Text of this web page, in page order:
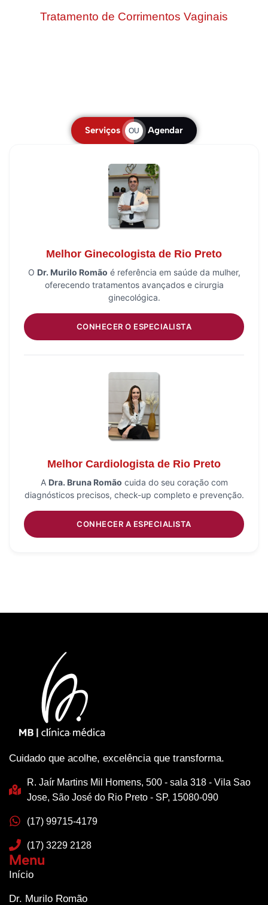
Tratamento de Corrimentos Vaginais
Serviços OU Agendar
Melhor Ginecologista de Rio Preto
O Dr. Murilo Romão é referência em saúde da mulher,
oferecendo tratamentos avançados e cirurgia
ginecológica.
CONHECER O ESPECIALISTA
Melhor Cardiologista de Rio Preto
A Dra. Bruna Romão cuida do seu coração com
diagnósticos precisos, check-up completo e prevenção.
CONHECER A ESPECIALISTA
Cuidado que acolhe, excelência que transforma.
R. Jaír Martins Mil Homens, 500 - sala 318 - Vila Sao
Jose, São José do Rio Preto - SP, 15080-090
(17) 99715-4179
(17) 3229 2128
Menu
Início
Dr. Murilo Romão